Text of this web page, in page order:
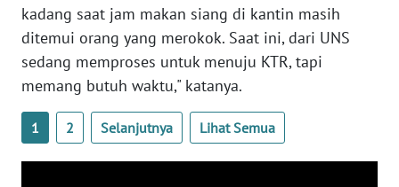
kadang saat jam makan siang di kantin masih
ditemui orang yang merokok. Saat ini, dari UNS
sedang memproses untuk menuju KTR, tapi
memang butuh waktu," katanya.
1 2 Selanjutnya Lihat Semua
WN
JAMBI
WN
SULTRA
WN
NTB